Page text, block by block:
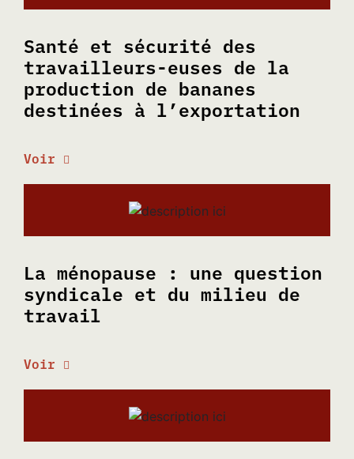
Santé et sécurité des
travailleurs-euses de la
production de bananes
destinées à l’exportation
Voir
La ménopause : une question
syndicale et du milieu de
travail
Voir